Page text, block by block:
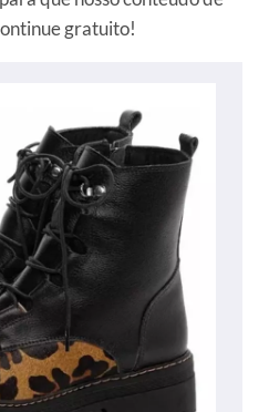
gratuito!